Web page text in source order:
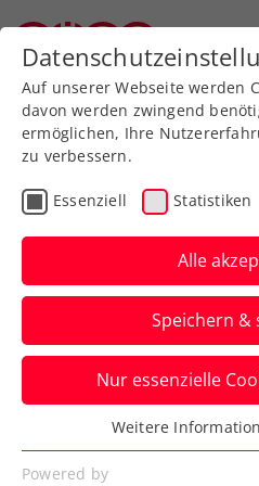
Zurück zur
Kids & Jugend
OÖTV KIDS
2026
Verfasst von: JW, 09.01.2026
Auf unserer Webseite werden
davon werden zwingend
ermöglichen, Ihre
zu verbessern.
Essenziell Statistiken
Alle
Speichern &
Nur essenzielle
Essenziell
Essenzielle Cookies werden
Weitere
Powered by